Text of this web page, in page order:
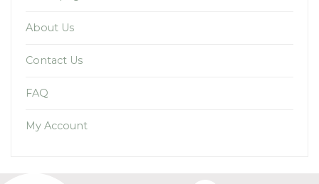
About Us
Contact Us
FAQ
My Account